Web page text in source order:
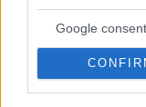
Google
«Προφανώς το
06.06.2023, 18:03 6